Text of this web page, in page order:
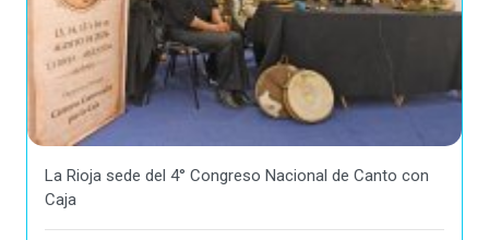
La Rioja sede del 4° Congreso Nacional de Canto con
Caja